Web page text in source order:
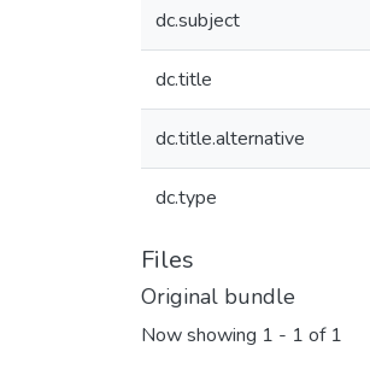
dc.subject
dc.title
dc.title.alternative
dc.type
Files
Original bundle
Now showing 1 - 1 of 1